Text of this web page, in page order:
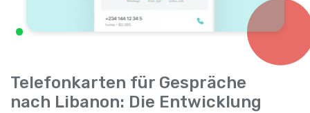
Telefonkarten für Gespräche
nach Libanon: Die Entwicklung